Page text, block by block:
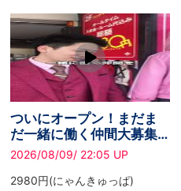
ついにオープン！まだま
だ一緒に働く仲間大募集
中です！
2026/08/09/ 22:05 UP
2980円(にゃんきゅっぱ)